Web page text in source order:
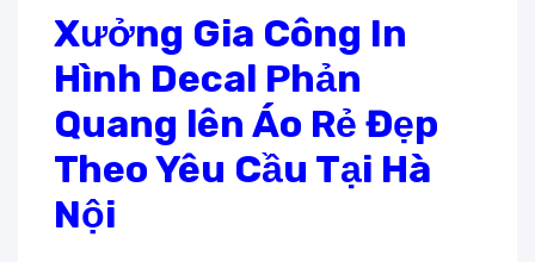
Xưởng Gia Công In
Hình Decal Phản
Quang lên Áo Rẻ Đẹp
Theo Yêu Cầu Tại Hà
Nội